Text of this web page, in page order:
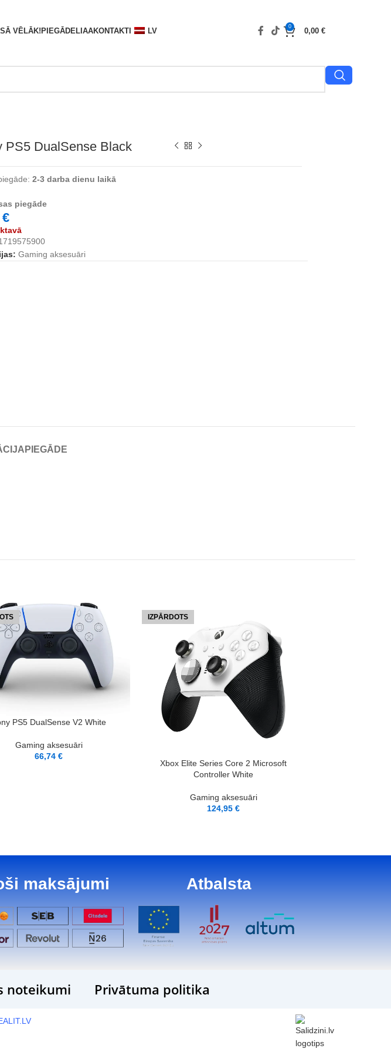
VĒLĀK! PIEGĀDELIAAKONTAKTI LV
0
0,00 €
PS5 DualSense Black
2-3 darba dienu laikā
piegāde
€
Gaming aksesuāri
PIEGĀDE
PS5 DualSense V2 White
Gaming aksesuāri
66,74 €
IZPĀRDOTS
LASĪT VAIRĀK
Xbox Elite Series Core 2 Microsoft
Controller White
Gaming aksesuāri
124,95 €
maksājumi Atbalsta
noteikumi Privātuma politika